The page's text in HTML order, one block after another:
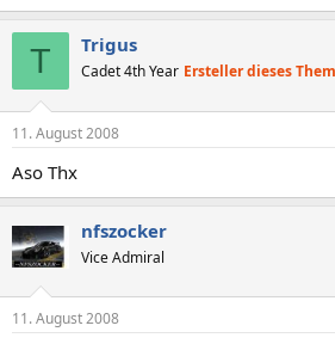
T Trigus
Cadet 4th Year Ersteller dieses
11. August 2008
Aso Thx
nfszocker
Vice Admiral
11. August 2008